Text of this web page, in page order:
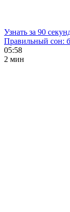
Узнать за 90
Правильный сон:
05:58
2 мин